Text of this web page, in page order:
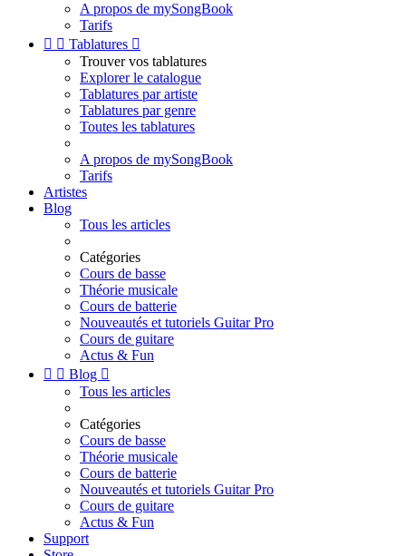
A propos de mySongBook
Tarifs
  Tablatures 
Trouver vos tablatures
Explorer le catalogue
Tablatures par artiste
Tablatures par genre
Toutes les tablatures
A propos de mySongBook
Tarifs
Artistes
Blog
Tous les articles
Catégories
Cours de basse
Théorie musicale
Cours de batterie
Nouveautés et tutoriels Guitar Pro
Cours de guitare
Actus & Fun
  Blog 
Tous les articles
Catégories
Cours de basse
Théorie musicale
Cours de batterie
Nouveautés et tutoriels Guitar Pro
Cours de guitare
Actus & Fun
Support